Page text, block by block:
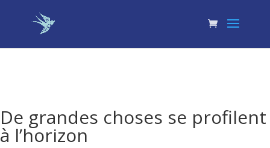
De grandes choses se profilent
à l’horizon